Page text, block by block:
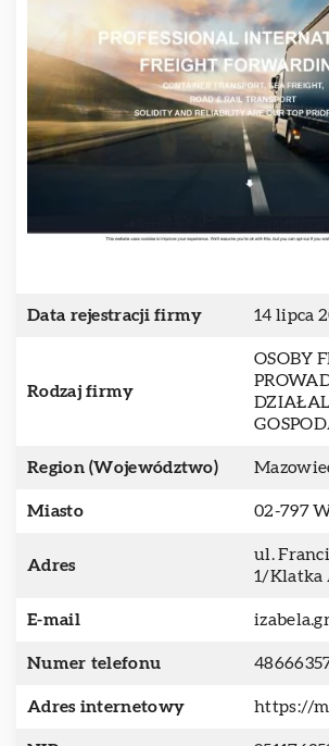
Data rejestracji firmy 14 lipca
Rodzaj firmy
OSOBY
Region (Województwo)
Miasto 02-797
Adres
ul.
1/Klatka
E-mail
Numer telefonu
Adres internetowy https://